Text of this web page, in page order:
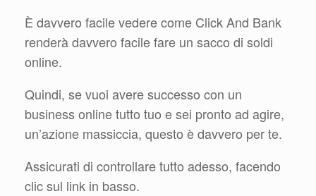
È davvero facile vedere come Click And Bank
renderà davvero facile fare un sacco di soldi
online.
Quindi, se vuoi avere successo con un
business online tutto tuo e sei pronto ad agire,
un’azione massiccia, questo è davvero per te.
Assicurati di controllare tutto adesso, facendo
clic sul link in basso.